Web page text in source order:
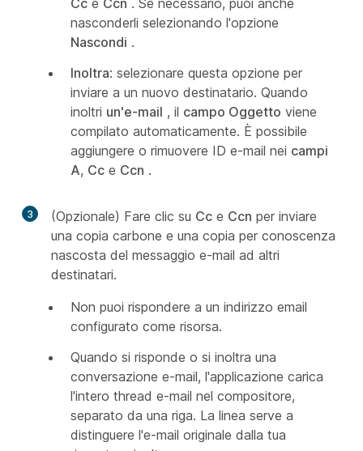
nasconderli selezionando l'opzione
Nascondi .
Inoltra: selezionare questa opzione per
inviare a un nuovo destinatario. Quando
inoltri un'e-mail , il campo Oggetto viene
compilato automaticamente. È possibile
aggiungere o rimuovere ID e-mail nei campi
A, Cc e Ccn .
3 (Opzionale) Fare clic su Cc e Ccn per inviare
una copia carbone e una copia per conoscenza
nascosta del messaggio e-mail ad altri
destinatari.
Non puoi rispondere a un indirizzo email
configurato come risorsa.
Quando si risponde o si inoltra una
conversazione e-mail, l'applicazione carica
l'intero thread e-mail nel compositore,
separato da una riga. La linea serve a
distinguere l'e-mail originale dalla tua